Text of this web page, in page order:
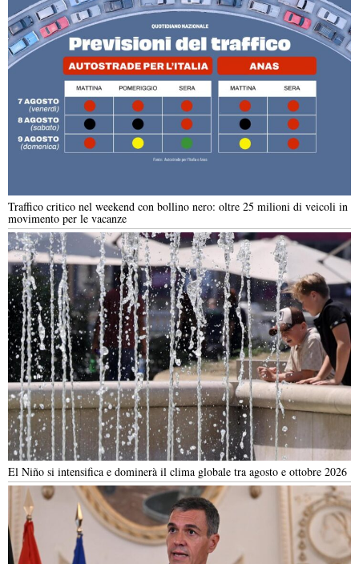
Traffico critico nel weekend con bollino nero: oltre 25 milioni di veicoli in
movimento per le vacanze
El Niño si intensifica e dominerà il clima globale tra agosto e ottobre 2026